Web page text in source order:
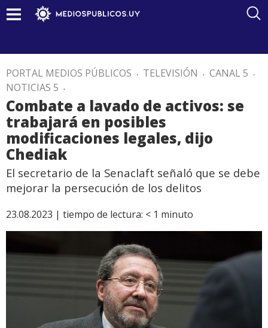
PORTAL MEDIOS PÚBLICOS . TELEVISIÓN . CANAL 5 .
NOTICIAS 5 .
Combate a lavado de activos: se
trabajará en posibles
modificaciones legales, dijo
Chediak
El secretario de la Senaclaft señaló que se debe
mejorar la persecución de los delitos
23.08.2023 | tiempo de lectura: < 1 minuto